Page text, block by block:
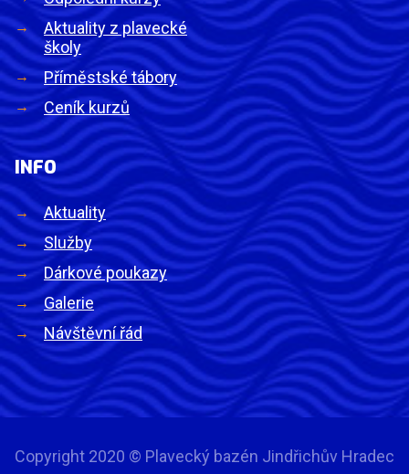
Aktuality z plavecké
školy
Příměstské tábory
Ceník kurzů
INFO
Aktuality
Služby
Dárkové poukazy
Galerie
Návštěvní řád
Copyright 2020 © Plavecký bazén Jindřichův Hradec